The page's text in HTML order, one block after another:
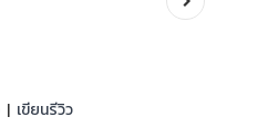
| เขียนรีวิว